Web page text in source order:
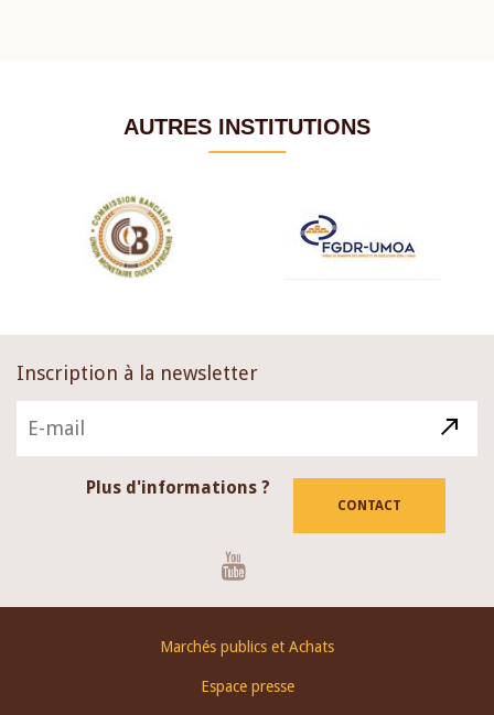
AUTRES INSTITUTIONS
Inscription à la newsletter
Plus d'informations ?
CONTACT
Marchés publics et Achats
Espace presse